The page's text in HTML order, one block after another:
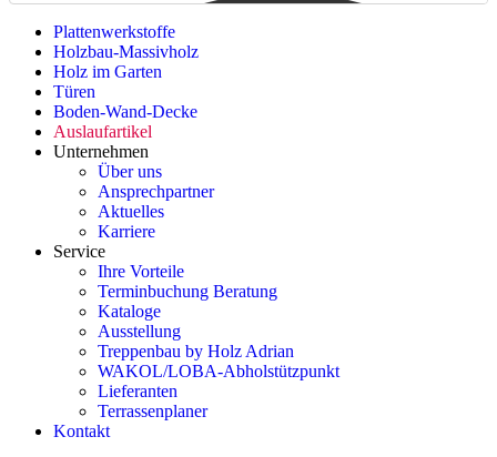
Plattenwerkstoffe
Holzbau-Massivholz
Holz im Garten
Türen
Boden-Wand-Decke
Auslaufartikel
Unternehmen
Über uns
Ansprechpartner
Aktuelles
Karriere
Service
Ihre Vorteile
Terminbuchung Beratung
Kataloge
Ausstellung
Treppenbau by Holz Adrian
WAKOL/LOBA-Abholstützpunkt
Lieferanten
Terrassenplaner
Kontakt